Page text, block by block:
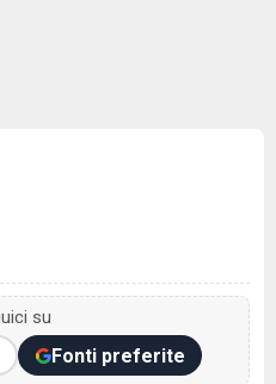
su
Fonti preferite